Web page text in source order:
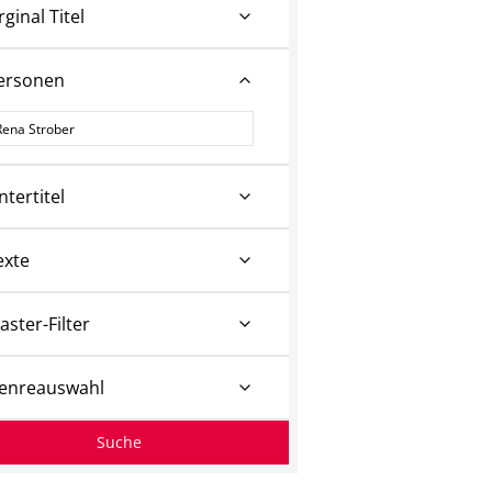
Titel
Filter
Suche